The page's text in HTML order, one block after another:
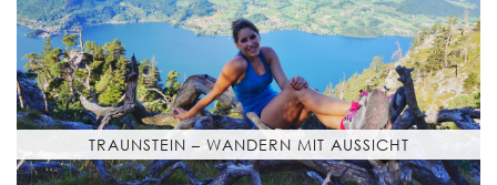
TRAUNSTEIN – WANDERN MIT AUSSICHT